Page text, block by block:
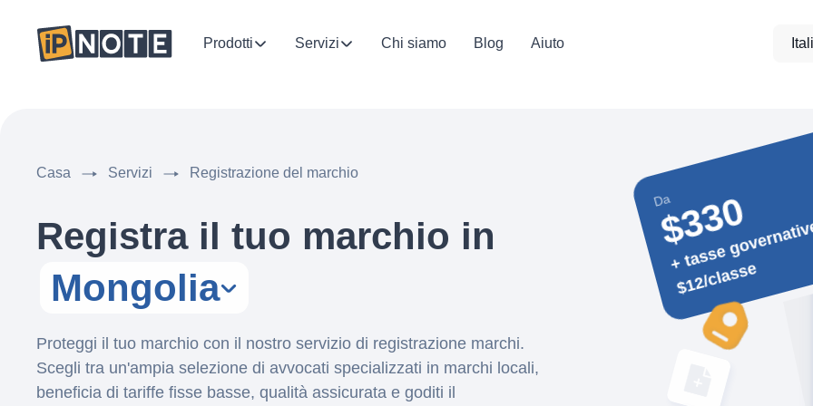
Prodotti Servizi Chi siamo Blog Aiuto
Casa Servizi Registrazione del marchio
Registra il tuo marchio in
Mongolia
Proteggi il tuo marchio con il nostro servizio di registrazione marchi.
Scegli tra un'ampia selezione di avvocati specializzati in marchi locali,
beneficia di tariffe fisse basse, qualità assicurata e goditi il
Da
$330
+
e